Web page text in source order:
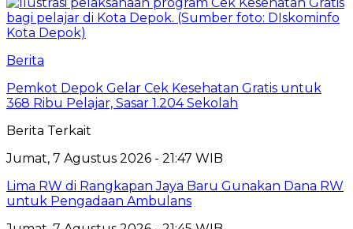
Berita
Pemkot Depok Gelar Cek Kesehatan Gratis untuk
368 Ribu Pelajar, Sasar 1.204 Sekolah
Berita Terkait
Jumat, 7 Agustus 2026 - 21:47 WIB
Lima RW di Rangkapan Jaya Baru Gunakan Dana RW
untuk Pengadaan Ambulans